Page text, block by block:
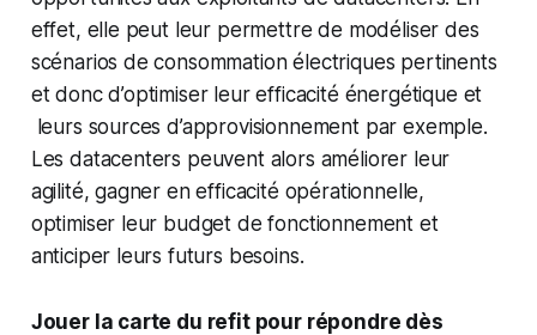
effet, elle peut leur permettre de modéliser des
scénarios de consommation électriques pertinents
et donc d’optimiser leur efficacité énergétique et
leurs sources d’approvisionnement par exemple.
Les datacenters peuvent alors améliorer leur
agilité, gagner en efficacité opérationnelle,
optimiser leur budget de fonctionnement et
anticiper leurs futurs besoins.
Jouer la carte du refit pour répondre dès